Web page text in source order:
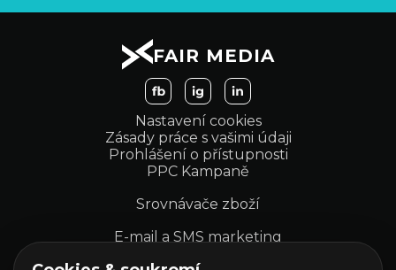
FAIR MEDIA
Nastavení cookies
Zásady práce s vašimi údaji
Prohlášení o přístupnosti
PPC Kampaně
Srovnávače zboží
E-mail a SMS marketing